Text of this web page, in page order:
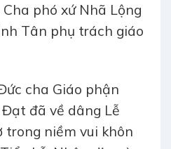
phó xứ Nhã Lộng
Tân phụ trách giáo
cha Giáo phận
đã về dâng Lễ
niềm vui khôn